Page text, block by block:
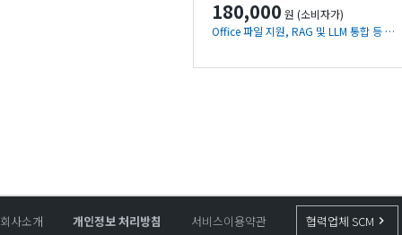
180,000 원 (소비자가)
Office 파일 지원, RAG 및 LLM 통합 등 향상된 기능을 제공하여 사용자의 역량을 강화
회사소개 개인정보 처리방침 서비스이용약관 협력업체 SCM keyboard_arrow_right